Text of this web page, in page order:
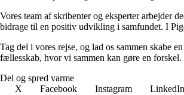
Vores team af skribenter og eksperter arbejder
bidrage til en positiv udvikling i samfundet. I
Tag del i vores rejse, og lad os sammen skabe
fællesskab, hvor vi sammen kan gøre en forskel.
Del og spred varme
X
Facebook Instagram LinkedIn